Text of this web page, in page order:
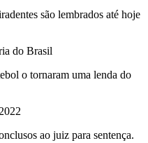
são lembrados até hoje
do Brasil
o tornaram uma lenda do
ao juiz para sentença.